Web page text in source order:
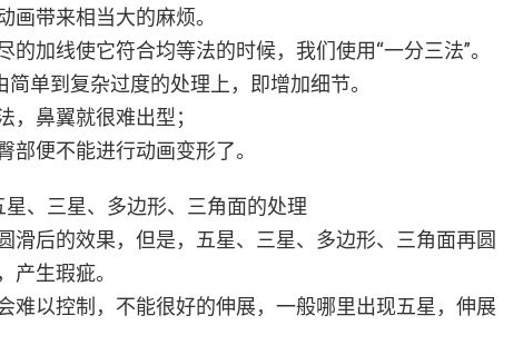
画带来相当大的麻烦。
的加线使它符合均等法的时候，我们使用“一分三法”。
简单到复杂过度的处理上，即增加细节。
，鼻翼就很难出型；
部便不能进行动画变形了。
、三星、多边形、三角面的处理
滑后的效果，但是，五星、三星、多边形、三角面再圆
产生瑕疵。
难以控制，不能很好的伸展，一般哪里出现五星，伸展